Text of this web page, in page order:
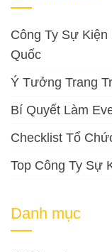
Công Ty Sự Kiện
Quốc
Ý Tưởng Trang
Bí Quyết Làm
Checklist Tổ
Top Công Ty Sự
Danh mục